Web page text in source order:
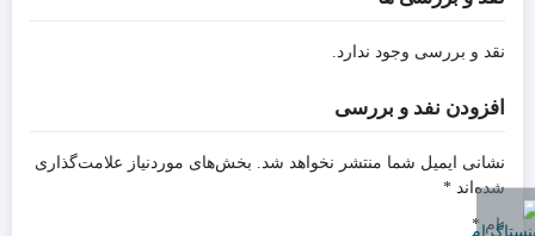
نقد و بررسی وجود ندارد.
افزودن نفد و بررسی
نشانی ایمیل شما منتشر نخواهد شد. بخش‌های موردنیاز علامت‌گذاری
شده‌اند *
نام *